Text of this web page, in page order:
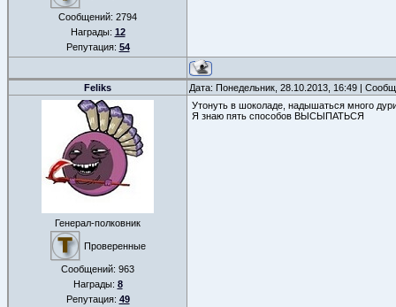
Сообщений: 2794
Награды: 12
Репутация: 54
Feliks Дата: Понедельник, 28.10.2013, 16:49 |
Генерал-полковник
Проверенные
Сообщений: 963
Награды: 8
Репутация: 49
Утонуть в шоколаде, надышаться много
Я знаю пять способов ВЫСЫПАТЬСЯ